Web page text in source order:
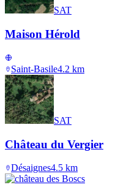
SAT
Maison Hérold
Saint-Basile4.2 km
SAT
Château du Vergier
Désaignes4.5 km